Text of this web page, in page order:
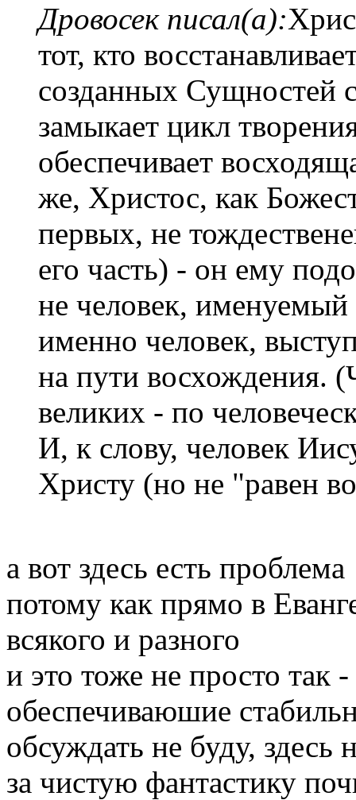
Дровосек писал(а):
тот, кто
созданных Сущностей
замыкает цикл
обеспечивает
же, Христос, как
первых, не
его часть) - он ему
не человек,
именно человек,
на пути восхождения.
великих - по
И, к слову, человек
Христу (но не "равен
а вот здесь есть проблема
потому как прямо в
всякого и разного
и это тоже не просто так
обеспечиваюшие
обсуждать не буду, здесь
за чистую фантастику